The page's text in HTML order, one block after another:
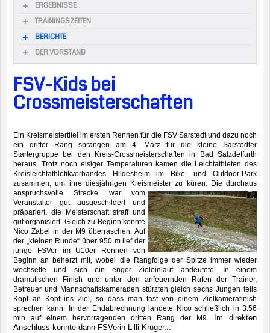
ERGEBNISSE
TRAININGSZEITEN
BERICHTE
DER VORSTAND
FSV-Kids bei
Crossmeisterschaften
Ein Kreismeistertitel im ersten Rennen für die FSV Sarstedt und dazu noch
ein dritter Rang sprangen am 4. März für die kleine Sarstedter
Startergruppe bei den Kreis-Crossmeisterschaften in Bad Salzdetfurth
heraus. Trotz noch eisiger Temperaturen kamen die Leichtathleten des
Kreisleichtathletikverbandes Hildesheim im Bike- und Outdoor-Park
zusammen, um ihre diesjährigen Kreismeister zu küren. Die durchaus
anspruchsvolle Strecke warvom
Veranstalter gut ausgeschildert und
präpariert, die Meisterschaft straff und
gut organisiert. Gleich zu Beginn konnte
Nico Zabel in der M9 überraschen. Auf
der „kleinen Runde“ über 950 m lief der
junge FSVer im U10er Rennen von
Beginn an beherzt mit, wobei die Rangfolge der Spitze immer wieder
wechselte und sich ein enger Zieleinlauf andeutete. In einem
dramatischen Finish und unter den anfeuernden Rufen der Trainer,
Betreuer und Mannschaftskameraden stürzten gleich sechs Jungen teils
Kopf an Kopf ins Ziel, so dass man fast von einem Zielkamerafinish
sprechen kann. In der Endabrechnung landete Nico schließlich in 3:56
min auf einem hervorragenden dritten Rang der M9.
Im direkten
Anschluss konnte dann FSVerin Lilli Krüger...